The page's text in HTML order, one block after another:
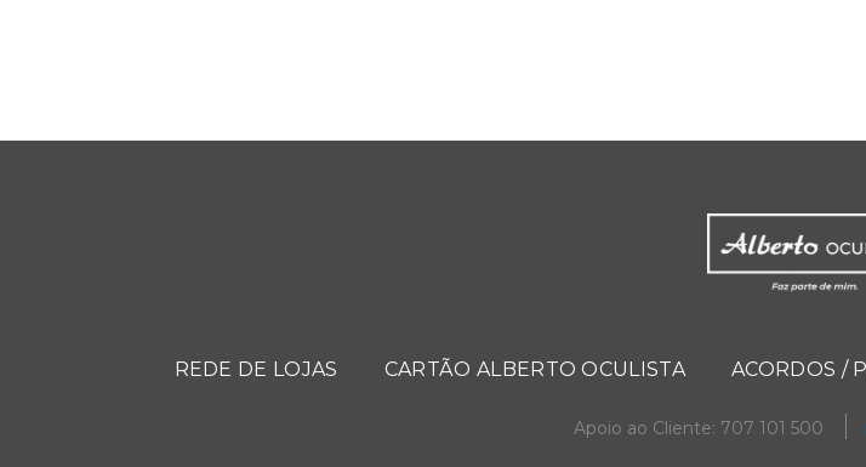
REDE DE LOJAS CARTÃO ALBERTO OCULISTA ACORDOS /
Apoio ao Cliente: 707 101 500